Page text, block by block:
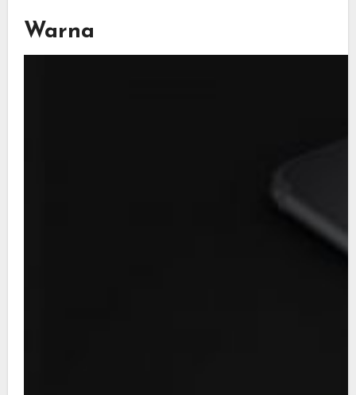
Warna